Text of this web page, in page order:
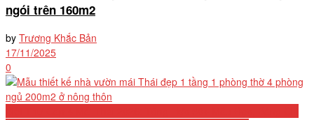
ngói trên 160m2
by Trương Khắc Bản
17/11/2025
0